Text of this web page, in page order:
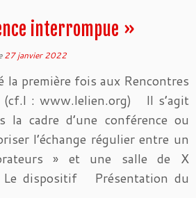
interrompue »
27 janvier 2022
première fois aux Rencontres
(cf.l : www.lelien.org) Il s’agit
la cadre d’une conférence ou
l’échange régulier entre un
» et une salle de X
dispositif Présentation du